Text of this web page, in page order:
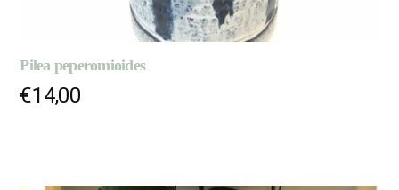
Pilea peperomioides
€14,00